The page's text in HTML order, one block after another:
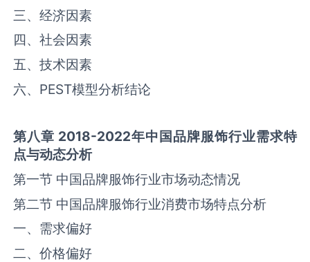
三、经济因素
四、社会因素
五、技术因素
六、 PEST模型分析结论
第八章 2018-2022年中国品牌服饰行业需求特
点与动态分析
第一节 中国品牌服饰行业市场动态情况
第二节 中国品牌服饰行业消费市场特点分析
一、需求偏好
二、价格偏好